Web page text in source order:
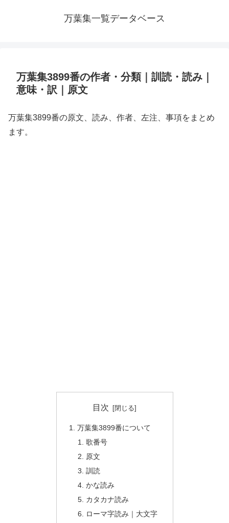
万葉集一覧データベース
万葉集3899番の作者・分類｜訓読・読み｜
意味・訳｜原文
万葉集3899番の原文、読み、作者、左注、事項をまとめ
ます。
目次
万葉集3899番について
歌番号
原文
訓読
かな読み
カタカナ読み
ローマ字読み｜大文字